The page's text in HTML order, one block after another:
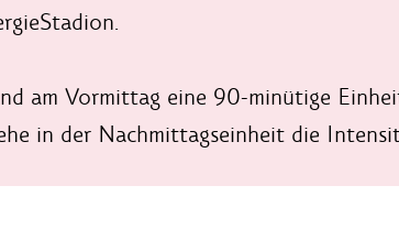
am Vormittag eine 90-minütige
in der Nachmittagseinheit die